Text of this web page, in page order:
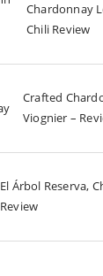
Chardonnay
Chili Review
Crafted
Viognier –
El Árbol Reserva,
Review